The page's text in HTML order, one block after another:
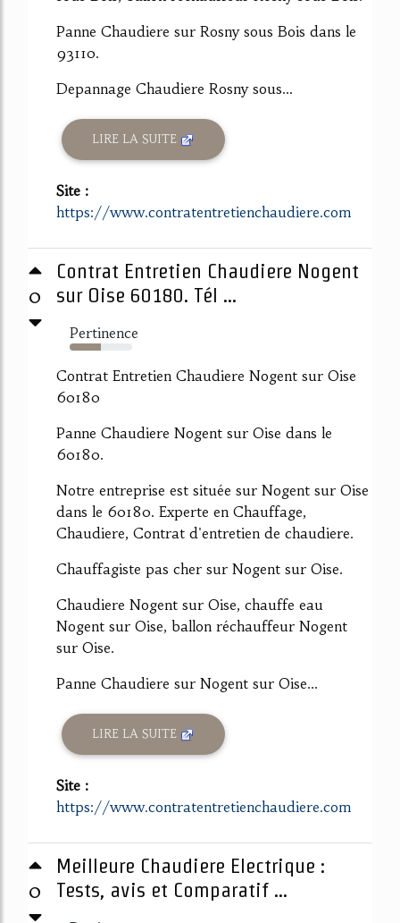
Panne Chaudiere sur Rosny sous Bois dans le
93110.
Depannage Chaudiere Rosny sous...
LIRE LA SUITE
Site :
https://www.contratentretienchaudiere.com
0
Contrat Entretien Chaudiere Nogent
sur Oise 60180. Tél ...
Pertinence
50%
Contrat Entretien Chaudiere Nogent sur Oise
60180
Panne Chaudiere Nogent sur Oise dans le
60180.
Notre entreprise est située sur Nogent sur Oise
dans le 60180. Experte en Chauffage,
Chaudiere, Contrat d'entretien de chaudiere.
Chauffagiste pas cher sur Nogent sur Oise.
Chaudiere Nogent sur Oise, chauffe eau
Nogent sur Oise, ballon réchauffeur Nogent
sur Oise.
Panne Chaudiere sur Nogent sur Oise...
LIRE LA SUITE
Site :
https://www.contratentretienchaudiere.com
0
Meilleure Chaudiere Electrique :
Tests, avis et Comparatif ...